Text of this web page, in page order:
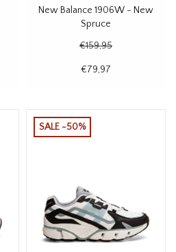
New Balance 1906W - New
Spruce
€159,95
€79,97
SALE -50%